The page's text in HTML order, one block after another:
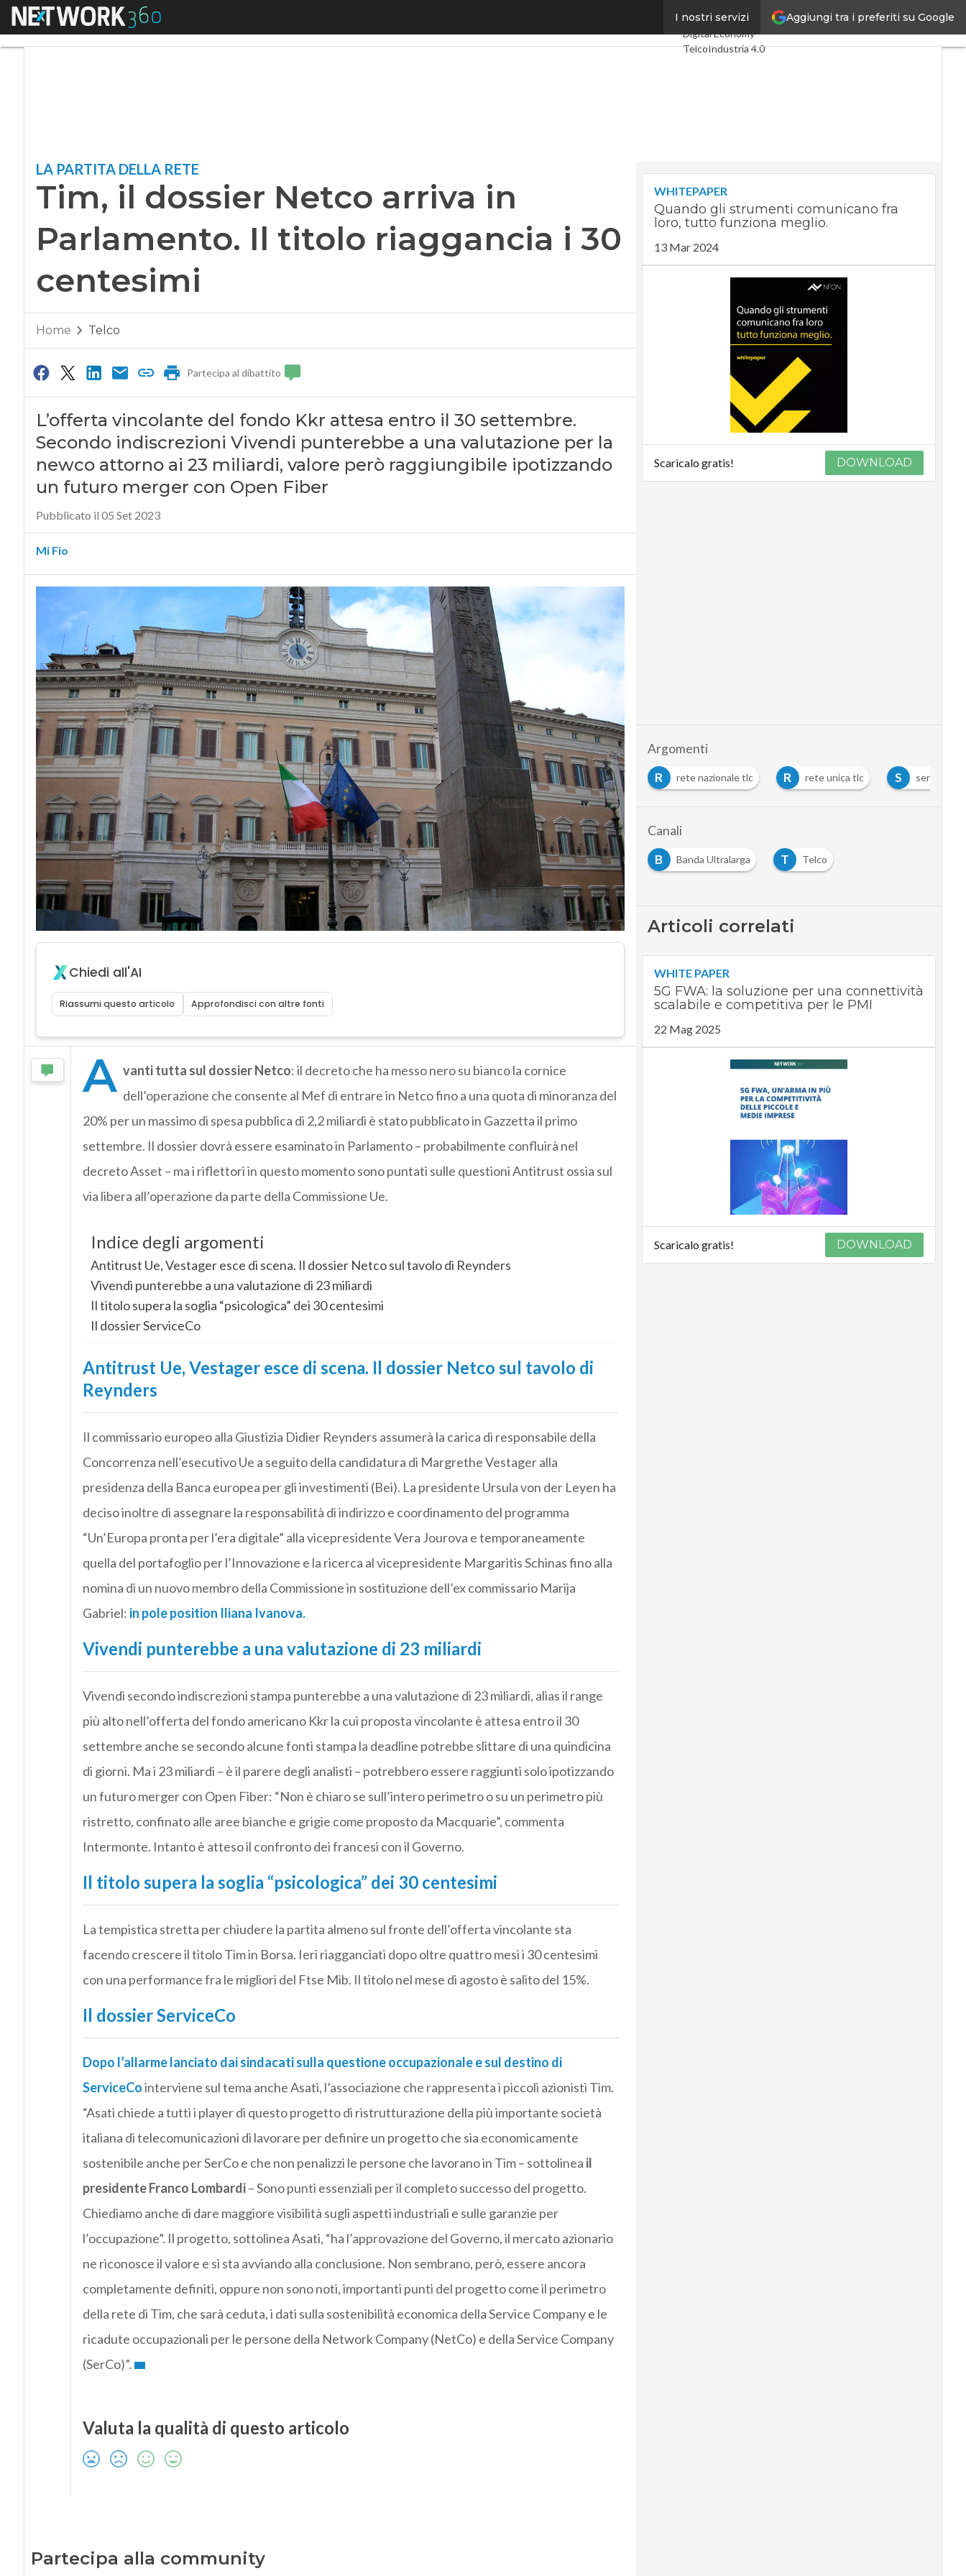
Aggiungi tra i preferiti su Google
I nostri servizi
Menu Tim, il dossier Netco arriva in Parlamento. Il titolo riaggancia i 30 centesimiUltimi articoli
Digital Economy
TelcoIndustria 4.0
LA PARTITA DELLA RETE
Tim, il dossier Netco arriva in
Parlamento. Il titolo riaggancia i 30
centesimi
Home Telco
Partecipa al dibattito
L’offerta vincolante del fondo Kkr attesa entro il 30 settembre.
Secondo indiscrezioni Vivendi punterebbe a una valutazione per la
newco attorno ai 23 miliardi, valore però raggiungibile ipotizzando
un futuro merger con Open Fiber
Pubblicato il 05 Set 2023
Mi Fio
Chiedi all'AI
Riassumi questo articolo Approfondisci con altre fonti
A vanti tutta sul dossier Netco: il decreto che ha messo nero su bianco la cornice
dell’operazione che consente al Mef di entrare in Netco fino a una quota di minoranza del
20% per un massimo di spesa pubblica di 2,2 miliardi è stato pubblicato in Gazzetta il primo
settembre. Il dossier dovrà essere esaminato in Parlamento – probabilmente confluirà nel
decreto Asset – ma i riflettori in questo momento sono puntati sulle questioni Antitrust ossia sul
via libera all’operazione da parte della Commissione Ue.
Indice degli argomenti
Antitrust Ue, Vestager esce di scena. Il dossier Netco sul tavolo di Reynders
Vivendi punterebbe a una valutazione di 23 miliardi
Il titolo supera la soglia “psicologica” dei 30 centesimi
Il dossier ServiceCo
Antitrust Ue, Vestager esce di scena. Il dossier Netco sul tavolo di
Reynders
Il commissario europeo alla Giustizia Didier Reynders assumerà la carica di responsabile della
Concorrenza nell’esecutivo Ue a seguito della candidatura di Margrethe Vestager alla
presidenza della Banca europea per gli investimenti (Bei). La presidente Ursula von der Leyen ha
deciso inoltre di assegnare la responsabilità di indirizzo e coordinamento del programma
“Un’Europa pronta per l’era digitale” alla vicepresidente Vera Jourova e temporaneamente
quella del portafoglio per l’Innovazione e la ricerca al vicepresidente Margaritis Schinas fino alla
nomina di un nuovo membro della Commissione in sostituzione dell’ex commissario Marija
Gabriel: in pole position Iliana Ivanova.
Vivendi punterebbe a una valutazione di 23 miliardi
Vivendi secondo indiscrezioni stampa punterebbe a una valutazione di 23 miliardi, alias il range
più alto nell’offerta del fondo americano Kkr la cui proposta vincolante è attesa entro il 30
settembre anche se secondo alcune fonti stampa la deadline potrebbe slittare di una quindicina
di giorni. Ma i 23 miliardi – è il parere degli analisti – potrebbero essere raggiunti solo ipotizzando
un futuro merger con Open Fiber: “Non è chiaro se sull’intero perimetro o su un perimetro più
ristretto, confinato alle aree bianche e grigie come proposto da Macquarie”, commenta
Intermonte. Intanto è atteso il confronto dei francesi con il Governo.
Il titolo supera la soglia “psicologica” dei 30 centesimi
La tempistica stretta per chiudere la partita almeno sul fronte dell’offerta vincolante sta
facendo crescere il titolo Tim in Borsa. Ieri riagganciati dopo oltre quattro mesi i 30 centesimi
con una performance fra le migliori del Ftse Mib. Il titolo nel mese di agosto è salito del 15%.
Il dossier ServiceCo
Dopo l’allarme lanciato dai sindacati sulla questione occupazionale e sul destino di
ServiceCointerviene sul tema anche Asati, l’associazione che rappresenta i piccoli azionisti Tim.
“Asati chiede a tutti i player di questo progetto di ristrutturazione della più importante società
italiana di telecomunicazioni di lavorare per definire un progetto che sia economicamente
sostenibile anche per SerCo e che non penalizzi le persone che lavorano in Tim – sottolinea il
presidente Franco Lombardi– Sono punti essenziali per il completo successo del progetto.
Chiediamo anche di dare maggiore visibilità sugli aspetti industriali e sulle garanzie per
l’occupazione”. Il progetto, sottolinea Asati, “ha l’approvazione del Governo, il mercato azionario
ne riconosce il valore e si sta avviando alla conclusione. Non sembrano, però, essere ancora
completamente definiti, oppure non sono noti, importanti punti del progetto come il perimetro
della rete di Tim, che sarà ceduta, i dati sulla sostenibilità economica della Service Company e le
ricadute occupazionali per le persone della Network Company (NetCo) e della Service Company
(SerCo)”.
Valuta la qualità di questo articolo
Partecipa alla community
WHITEPAPER
Quando gli strumenti comunicano fra
loro, tutto funziona meglio.
13 Mar 2024
Scaricalo gratis! DOWNLOAD
Argomenti
N
netco R rete nazionale tlc R rete unica tlc S serviceco
Canali
B
Banda Ultralarga T Telco
Articoli correlati
WHITE PAPER
5G FWA: la soluzione per una connettività
scalabile e competitiva per le PMI
22 Mag 2025
Scaricalo gratis! DOWNLOAD